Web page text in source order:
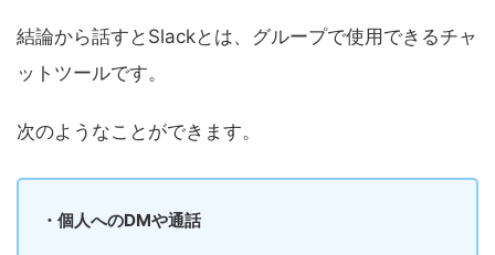
結論から話すとSlackとは、グループで使用できるチャ
ットツールです。
次のようなことができます。
・個人へのDMや通話